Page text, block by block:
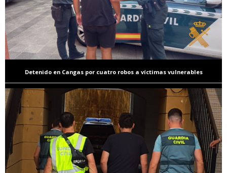
Detenido en Cangas por cuatro robos a víctimas vulnerables